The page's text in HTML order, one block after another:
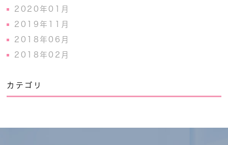
2020年01月
2019年11月
2018年06月
2018年02月
カテゴリ